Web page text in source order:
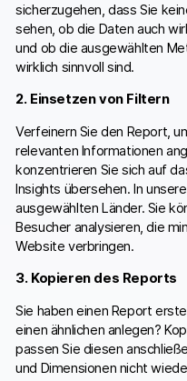
sicherzugehen, dass Sie
sehen, ob die Daten auch
und ob die ausgewählten
wirklich sinnvoll sind.
2. Einsetzen von Filtern
Verfeinern Sie den Report,
relevanten Informationen
konzentrieren Sie sich auf
Insights übersehen. In
ausgewählten Länder. Sie
Besucher analysieren, die
Website verbringen.
3. Kopieren des Reports
Sie haben einen Report
einen ähnlichen anlegen?
passen Sie diesen
und Dimensionen nicht